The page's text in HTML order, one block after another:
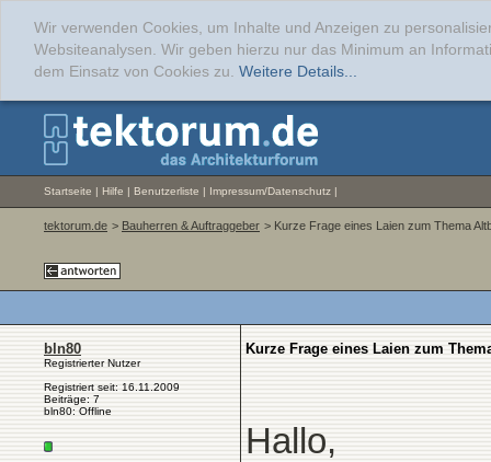
Wir verwenden Cookies, um Inhalte und Anzeigen zu
Websiteanalysen. Wir geben hierzu nur das Minimum an
dem Einsatz von Cookies zu. Weitere Details...
Startseite | Hilfe | Benutzerliste | Impressum/Datenschutz |
tektorum.de > Bauherren & Auftraggeber > Kurze Frage eines Laien zum Thema
bln80
Registrierter Nutzer
Registriert seit: 16.11.2009
Beiträge: 7
bln80: Offline
Kurze Frage eines Laien zum
Hallo,